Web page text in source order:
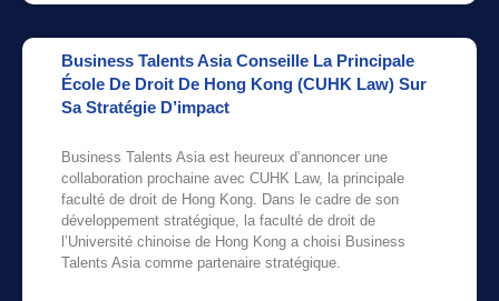
Business Talents Asia Conseille La Principale
École De Droit De Hong Kong (CUHK Law) Sur
Sa Stratégie D’impact
Business Talents Asia est heureux d’annoncer une
collaboration prochaine avec CUHK Law, la principale
faculté de droit de Hong Kong. Dans le cadre de son
développement stratégique, la faculté de droit de
l’Université chinoise de Hong Kong a choisi Business
Talents Asia comme partenaire stratégique.